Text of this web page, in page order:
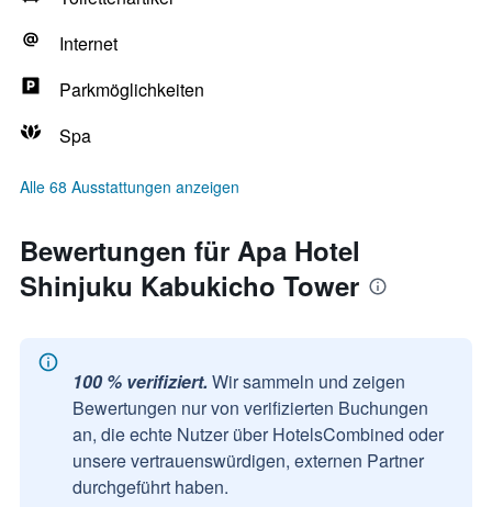
Internet
Parkmöglichkeiten
Spa
Alle 68 Ausstattungen anzeigen
Bewertungen für Apa Hotel
Shinjuku Kabukicho Tower
100 % verifiziert. Wir sammeln und zeigen
Bewertungen nur von verifizierten Buchungen
an, die echte Nutzer über HotelsCombined oder
unsere vertrauenswürdigen, externen Partner
durchgeführt haben.